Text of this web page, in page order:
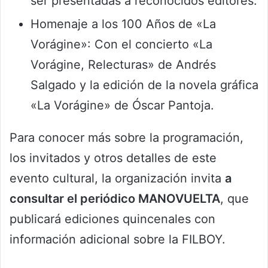
Homenaje a los 100 Años de «La
Vorágine»: Con el concierto «La
Vorágine, Relecturas» de Andrés
Salgado y la edición de la novela gráfica
«La Vorágine» de Óscar Pantoja.
Para conocer más sobre la programación,
los invitados y otros detalles de este
evento cultural, la organización invita a
consultar el periódico MANOVUELTA, que
publicará ediciones quincenales con
información adicional sobre la FILBOY.